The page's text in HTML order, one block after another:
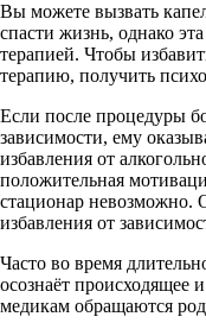
Вы можете вызвать
спасти жизнь, однако
терапией. Чтобы
терапию, получить
Если после процедуры
зависимости, ему
избавления от
положительная
стационар невозможно.
избавления от
Часто во время
осознаёт происходящее
медикам обращаются